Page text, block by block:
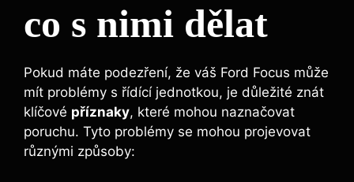
co s nimi dělat
Pokud máte podezření, že váš Ford Focus může
mít problémy s řídící jednotkou, je důležité znát
klíčové příznaky, které mohou naznačovat
poruchu. Tyto problémy se mohou projevovat
různými způsoby: